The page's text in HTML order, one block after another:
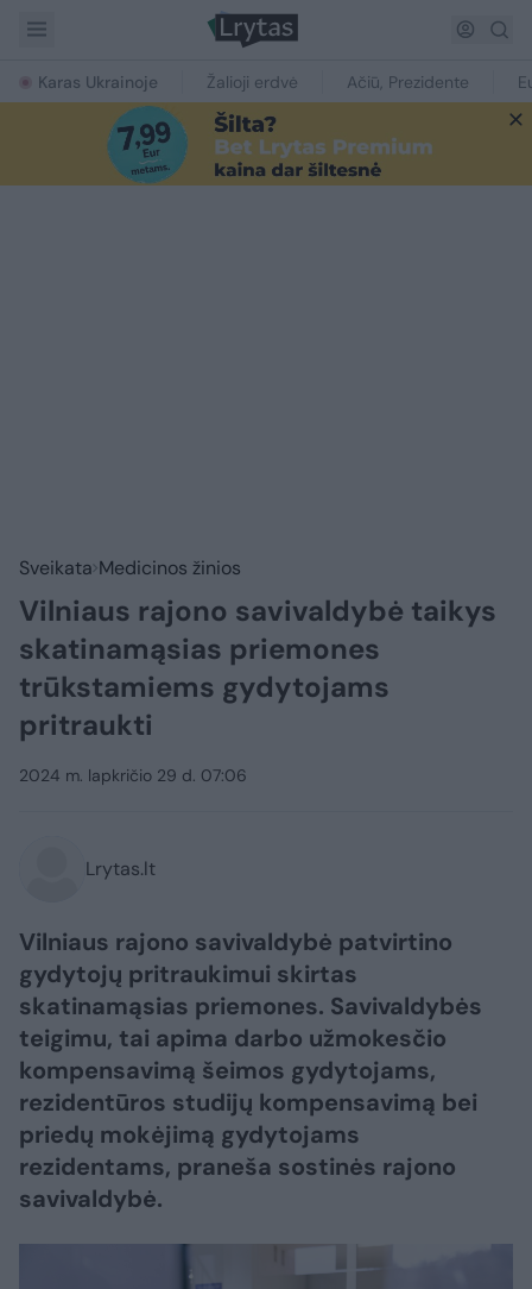
Karas Ukrainoje Žalioji erdvė Ačiū, Prezidente
Sveikata Medicinos žinios
Vilniaus rajono savivaldybė taikys
skatinamąsias priemones
trūkstamiems gydytojams
pritraukti
2024 m. lapkričio 29 d. 07:06
Lrytas.lt
Vilniaus rajono savivaldybė patvirtino
gydytojų pritraukimui skirtas
skatinamąsias priemones. Savivaldybės
teigimu, tai apima darbo užmokesčio
kompensavimą šeimos gydytojams,
rezidentūros studijų kompensavimą bei
priedų mokėjimą gydytojams
rezidentams, praneša sostinės rajono
savivaldybė.